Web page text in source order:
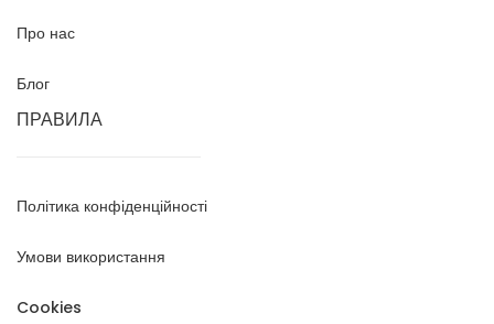
Про нас
Блог
ПРАВИЛА
Політика конфіденційності
Умови використання
Cookies